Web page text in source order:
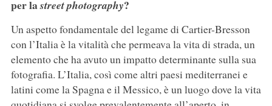
per lastreet photography?
Un aspetto fondamentale del legame di Cartier-Bresson
con l’Italia è la vitalità che permeava la vita di strada, un
elemento che ha avuto un impatto determinante sulla sua
fotografia. L’Italia, così come altri paesi mediterranei e
latini come la Spagna e il Messico, è un luogo dove la vita